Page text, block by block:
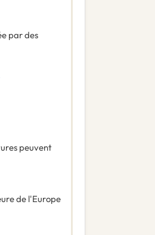
par des
peuvent
de l'Europe